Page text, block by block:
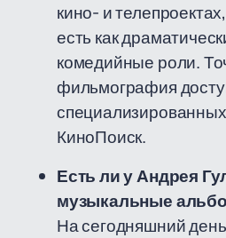
кино- и
есть как
комедийные роли.
фильмография
специализированных
КиноПоиск.
Есть ли у Андрея
музыкальные
На сегодняшний